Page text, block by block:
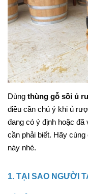
Dùng thùng gỗ sồi ủ
điều cần chú ý khi ủ
đang có ý định hoặc
cần phải biết. Hãy
này nhé.
1. TẠI SAO NGƯỜI